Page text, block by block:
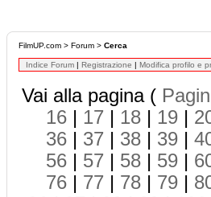
FilmUP.com > Forum > Cerca
Indice Forum | Registrazione | Modifica profilo e
Vai alla pagina (
16 | 17 | 18 | 19 |
36 | 37 | 38 | 39 |
56 | 57 | 58 | 59 |
76 | 77 | 78 | 79 |